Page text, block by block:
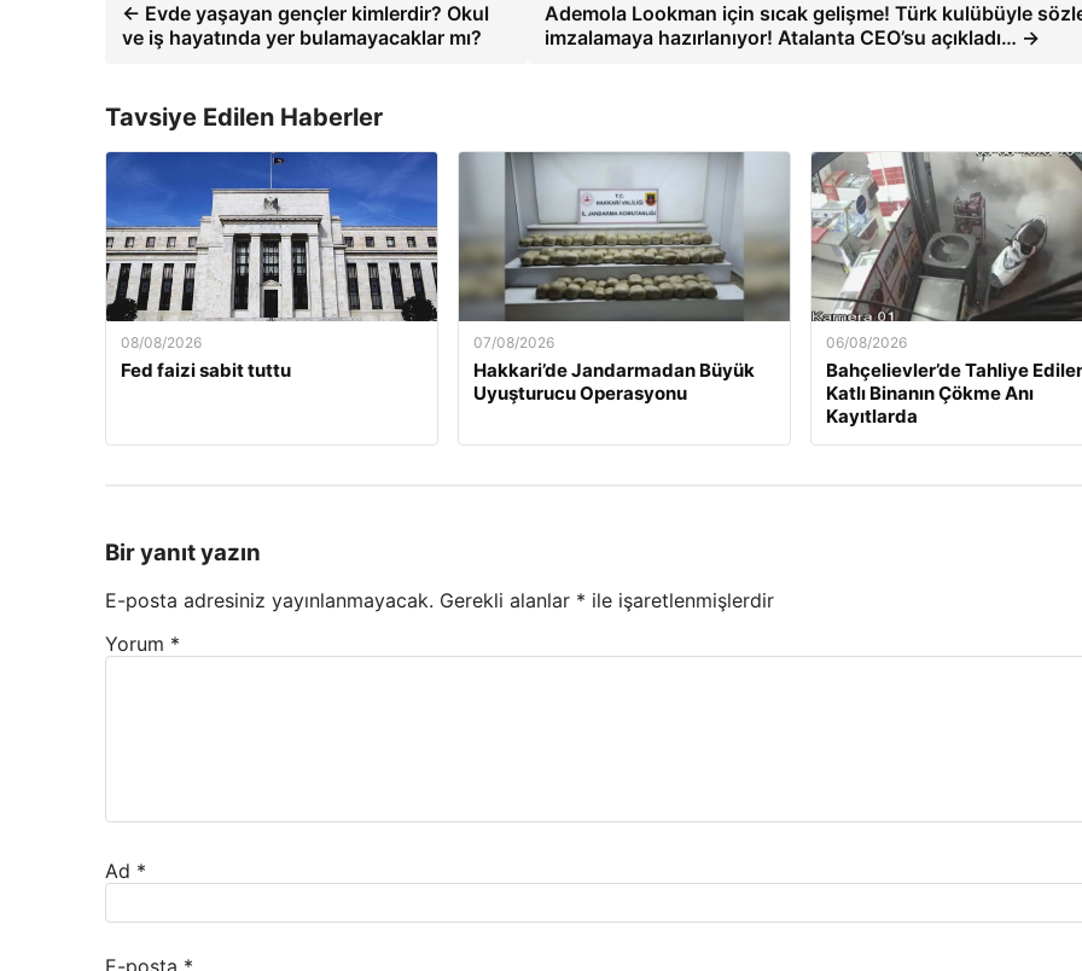
← Evde yaşayan gençler kimlerdir? Okul
ve iş hayatında yer bulamayacaklar mı?
Ademola Lookman için sıcak gelişme! Türk kulübüyle
imzalamaya hazırlanıyor! Atalanta CEO’su açıkladı… →
Tavsiye Edilen Haberler
08/08/2026
Fed faizi sabit tuttu
07/08/2026
Hakkari’de Jandarmadan Büyük
Uyuşturucu Operasyonu
06/08/2026
Bahçelievler’de Tahliye
Katlı Binanın Çökme Anı
Kayıtlarda
Bir yanıt yazın
E-posta adresiniz yayınlanmayacak. Gerekli alanlar * ile işaretlenmişlerdir
Yorum *
Ad *